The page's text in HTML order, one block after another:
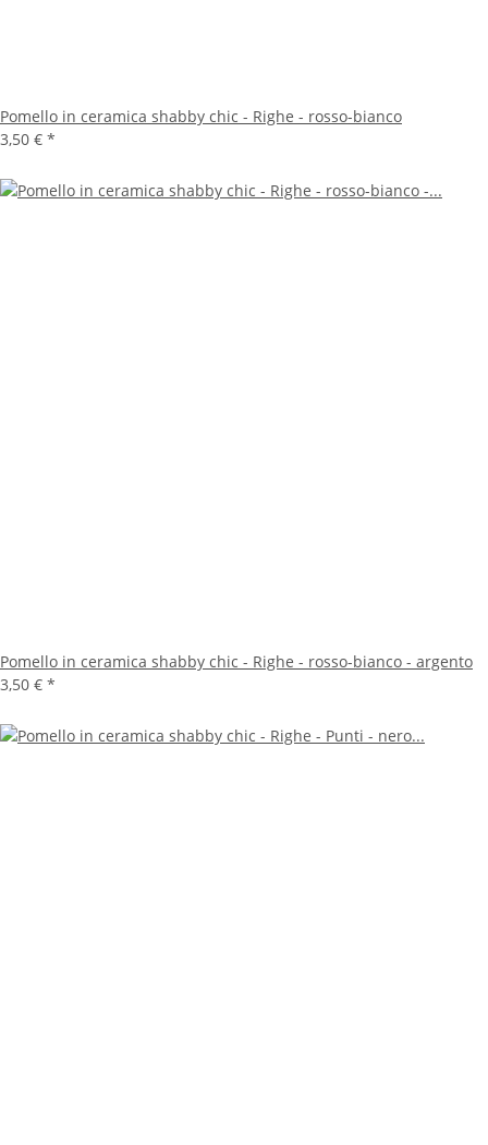
Pomello in ceramica shabby chic - Righe - rosso-bianco
3,50 € *
Pomello in ceramica shabby chic - Righe - rosso-bianco - argento
3,50 € *